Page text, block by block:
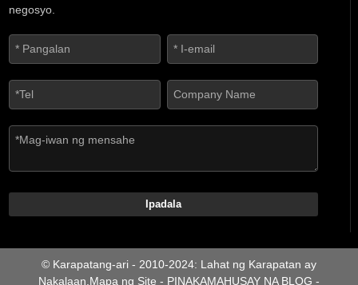
negosyo.
Ipadala
© Karapatang-ari - 2010-2024: Lahat ng Karapatan ay
Nakalaan. Mapa ng Site - PINAKAMAHUSAY NA BLOG -